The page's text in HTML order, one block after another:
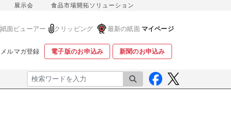
展示会 食品市場開拓ソリューション
紙面ビューアー クリッピング 最新の紙面 マイページ
メルマガ登録 電子版のお申込み 新聞のお申込み
検索